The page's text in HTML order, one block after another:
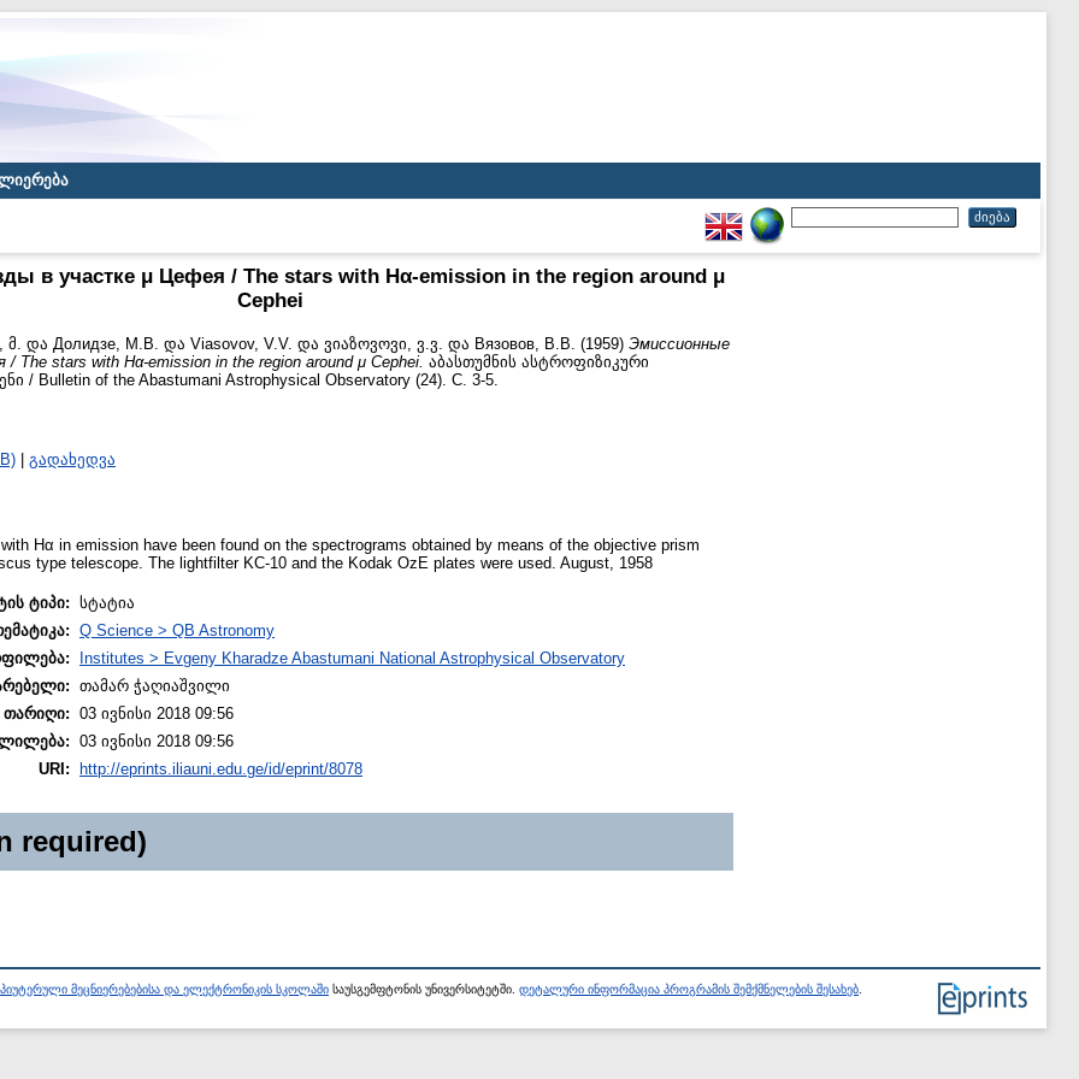
в участке μ Цефея / The stars with Hα-emission in the region around μ
Cephei
და Долидзе, М.В. და Viasоvov, V.V. და ვიაზოვოვი, ვ.ვ. და Вязовов, В.В. (1959) Эмиссионные
The stars with Hα-emission in the region around μ Cephei. აბასთუმნის ასტროფიზიკური
/ Bulletin of the Abastumani Astrophysical Observatory (24). С. 3-5.
| გადახედვა
Hα in emission have been found on the spectrograms obtained by means of the objective prism
type telescope. The lightfilter KC-10 and the Kodak OzE plates were used. August, 1958
ტიპი: სტატია
Q Science > QB Astronomy
Institutes > Evgeny Kharadze Abastumani National Astrophysical Observatory
თამარ ჭაღიაშვილი
თარიღი: 03 ივნისი 2018 09:56
03 ივნისი 2018 09:56
URI:
http://eprints.iliauni.edu.ge/id/eprint/8078
required)
მეცნიერებებისა და ელექტრონიკის სკოლაში საუსგემფტონის უნივერსიტეტში. დეტალური ინფორმაცია პროგრამის შემქმნელების შესახებ